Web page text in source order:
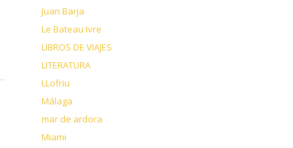
Juan Barja
Le Bateau Ivre
LIBROS DE VIAJES
LITERATURA
LLofriu
Málaga
mar de ardora
Miami